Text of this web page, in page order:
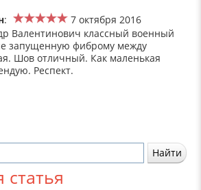
:
7 октября 2016
Валентинович классный военный
запущенную фиброму между
Шов отличный. Как маленькая
Респект.